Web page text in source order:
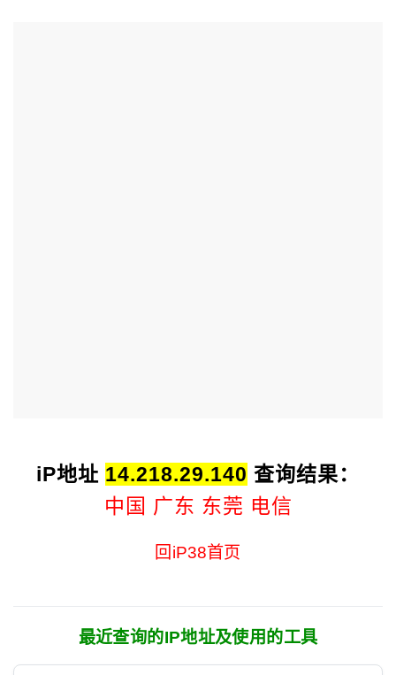
iP地址 14.218.29.140 查询结果：
中国 广东 东莞 电信
回iP38首页
最近查询的IP地址及使用的工具